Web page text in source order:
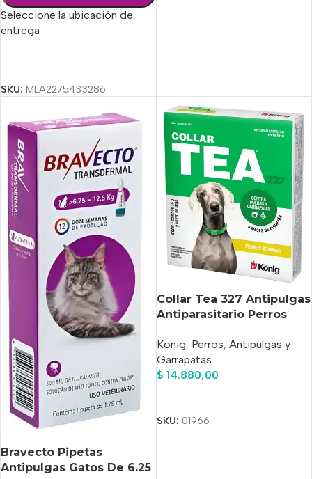
Seleccione la ubicación de
entrega
SKU: MLA2275433286
Bravecto Pipetas
Antipulgas Gatos De 6.25
Collar Tea 327 Antipulgas
Antiparasitario Perros
Konig, Perros, Antipulgas y
Garrapatas
$ 14.880,00
SKU: 01966